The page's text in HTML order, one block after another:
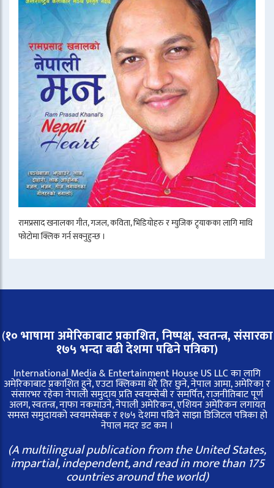
रामप्रसाद खनालका गीत, गजल, कविता, भिडियोहरु र म्युजिक ट्र्याकका लागि माथि
फोटोमा क्लिक गर्न सक्नुहुन्छ ।
(१० भाषामा अमेरिकाबाट प्रकाशित, निष्पक्ष, स्वतन्त्र,संसारका
१७५ भन्दा बढी देशमा पढिने पत्रिका)
International Media & Entertainment House US LLC का लागि
अमेरिकाबाट प्रकाशित हुने, एउटा क्लिकमा धेरै तिर छुने, नेपाल आमा, अमेरिका र
संसारभर रहेका नेपाली समुदाय प्रति स्वयम्सेबी र समर्पित, राजनीतिबाट पूर्ण
अलग, स्वतन्त्र, नाफा नकमाउने, नेपाली अमेरिकन, एशियन अमेरिकन लगायत
समस्त समुदायको स्वयमसेबक र १७५ देशमा पढिने साझा डिजिटल पत्रिका हो
नेपाल मदर डट कम ।
(A multilingual publication from the United States,
impartial, independent, and read in more than 175
countries around the world)